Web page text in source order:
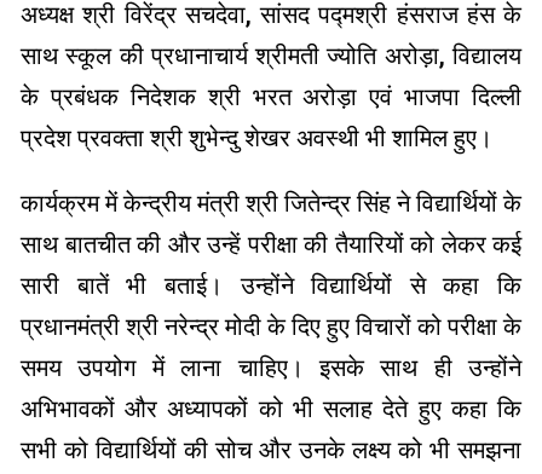
अध्यक्ष श्री विरेंद्र सचदेवा, सांसद पद्मश्री हंसराज हंस के
साथ स्कूल की प्रधानाचार्य श्रीमती ज्योति अरोड़ा, विद्यालय
के प्रबंधक निदेशक श्री भरत अरोड़ा एवं भाजपा दिल्ली
प्रदेश प्रवक्ता श्री शुभेन्दु शेखर अवस्थी भी शामिल हुए।
कार्यक्रम में केन्द्रीय मंत्री श्री जितेन्द्र सिंह ने विद्यार्थियों के
साथ बातचीत की और उन्हें परीक्षा की तैयारियों को लेकर कई
सारी बातें भी बताई। उन्होंने विद्यार्थियों से कहा कि
प्रधानमंत्री श्री नरेन्द्र मोदी के दिए हुए विचारों को परीक्षा के
समय उपयोग में लाना चाहिए। इसके साथ ही उन्होंने
अभिभावकों और अध्यापकों को भी सलाह देते हुए कहा कि
सभी को विद्यार्थियों की सोच और उनके लक्ष्य को भी समझना